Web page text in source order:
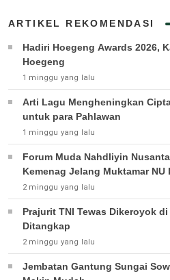
ARTIKEL REKOMENDASI
Hadiri Hoegeng Awards 2026,
Hoegeng
1 minggu yang lalu
Arti Lagu Mengheningkan
untuk para Pahlawan
1 minggu yang lalu
Forum Muda Nahdliyin
Kemenag Jelang Muktamar NU
2 minggu yang lalu
Prajurit TNI Tewas Dikeroyok
Ditangkap
2 minggu yang lalu
Jembatan Gantung Sungai